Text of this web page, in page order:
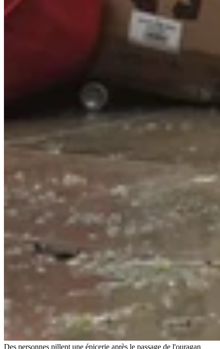
Des personnes pillent une épicerie après le passage de l'ouragan